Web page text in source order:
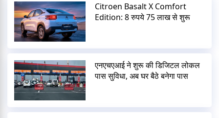
Citroen Basalt X Comfort
Edition: 8 रुपये 75 लाख से शुरू
एनएचएआई ने शुरू की डिजिटल लोकल
पास सुविधा, अब घर बैठे बनेगा पास